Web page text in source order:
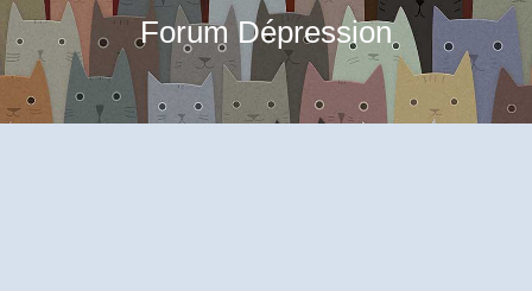
Forum Dépression